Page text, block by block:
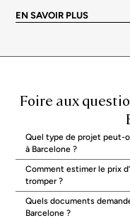
pouvez aussi consulter nos
Ce qui
Deux parcelles voisines
est utile de clarifier
investissement
l’architecture, les délais et
La constructibilité: règles
hauteur, stationnement.
Les servitudes et
réseaux, éventuelles
La réalité du voisinage
du futur bâti avec
Acheter un
EN SAVOIR PLUS
Foire aux
Quel type de projet peut-
à Barcelone ?
Comment estimer le prix
tromper ?
Quels documents
Barcelone ?